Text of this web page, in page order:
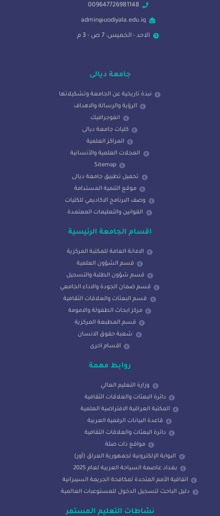
009647726981148
admin@uodiyala.edu.iq
الاحد - الخميس: 7 ص - 3 م
جامعة ديالى
نبذة تاريخية عن الجامعة وتشكيلاتها
الرؤية والرسالة والاهداف
انفوجرافيك
كليات جامعة ديالى
المراكز العلمية
المجلات العلمية والأنسانية
Sitemap
تحميل تطبيق جامعة ديالى
موقع التنمية المستدامة
وصف البرنامج الاكاديمي للكليات
القوانين والتعليمات المعتمدة
اقسام الجامعة الرئيسية
الامانة العامة للمكتبة المركزية
قسم الشؤون العلمية
قسم شؤون الطلبة والتسجيل
قسم ضمان الجودة والاداء الجامعي
قسم البعثات والعلاقات الثقافية
مركز ابحاث الطفولة والامومة
قسم المطبعة المركزية
شعبة حقوق الانسان
اقسام اخرى
روابط مهمة
وزارة التعليم العالي
دائرة البعثات والعلاقات الثقافية
المكتبة العراقية الافتراضية العلمية
قاعدة البيانات الرقمية العربية
دائرة البعثات والعلاقات الثقافية
مواقع ذات صلة
البوابة الإلكترونية لجمهورية العراق (أور)
بغداد عاصمة السياحة العربية لعام 2025
اتفاقية الأمم المتحدة لمكافحة الجريمة السيبرانية
دليل الباحث لتسجيل الدخول للمستوعبات العالمية
نشاطات التعليم المستمر